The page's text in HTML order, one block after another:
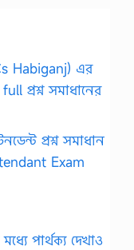
Habiganj) এর
প্রশ্ন সমাধানের
প্রশ্ন সমাধান
Exam
পার্থক্য দেখাও